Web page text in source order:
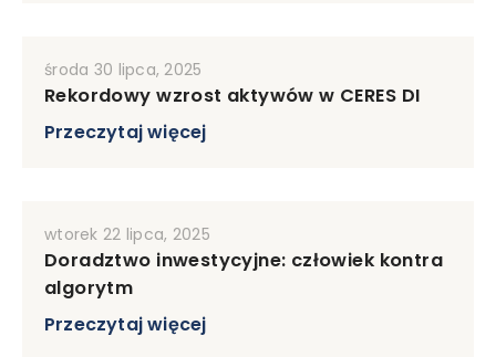
środa 30 lipca, 2025
Rekordowy wzrost aktywów w CERES DI
Przeczytaj więcej
wtorek 22 lipca, 2025
Doradztwo inwestycyjne: człowiek kontra
algorytm
Przeczytaj więcej